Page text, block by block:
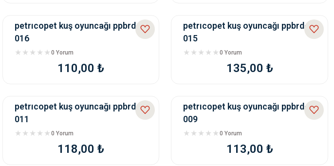
petrıcopet kuş oyuncağı ppbrd-
016
0 Yorum
110,00 ₺
petrıcopet kuş oyuncağı ppbrd-
015
0 Yorum
135,00 ₺
petrıcopet kuş oyuncağı ppbrd-
011
0 Yorum
118,00 ₺
petrıcopet kuş oyuncağı ppbrd-
009
0 Yorum
113,00 ₺